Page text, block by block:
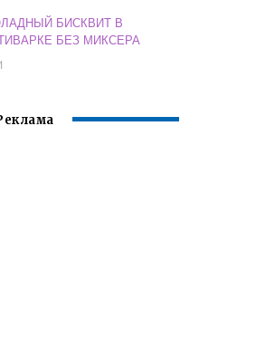
БИСКВИТ В
БЕЗ МИКСЕРА